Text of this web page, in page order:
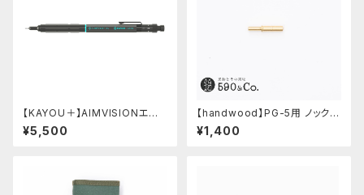
【KAYOU＋】AIMVISIONエイ
ムビジョン (ストーンブラック)
¥5,500
【handwood】PG-5用 ノックボ
タン (真鍮)
¥1,400